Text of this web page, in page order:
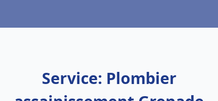
Service: Plombier